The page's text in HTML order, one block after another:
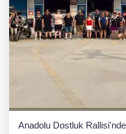
Anadolu Dostluk